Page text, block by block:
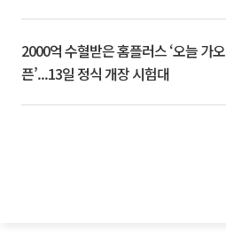
2000억 수혈받은 홈플러스 ‘오늘 가오
픈’...13일 정식 개장 시험대